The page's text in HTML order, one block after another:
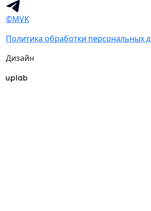
©MVK
Политика обработки персональных
Дизайн